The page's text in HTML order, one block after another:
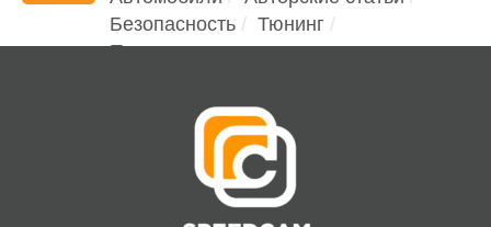
Безопасность
Тюнинг
Помощь водителю